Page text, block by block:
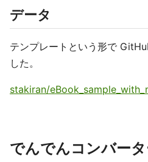
データ
テンプレートという形で
した。
stakiran/
でんでんコンバー